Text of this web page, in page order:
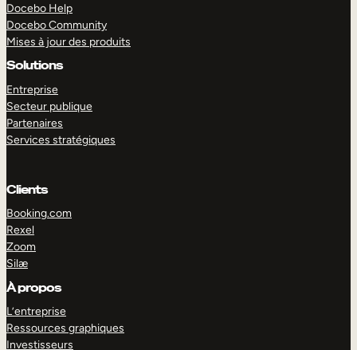
Docebo Help
Docebo Community
Mises à jour des produits
Solutions
Entreprise
Secteur publique
Partenaires
Services stratégiques
Clients
Booking.com
Rexel
Zoom
Silæ
À propos
L’entreprise
Ressources graphiques
Investisseurs